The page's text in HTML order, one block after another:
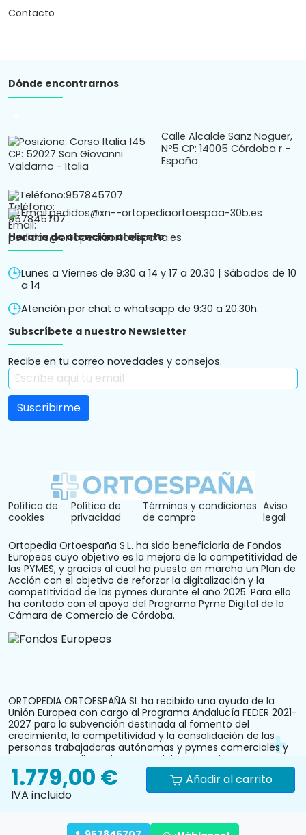
Contacto
Dónde encontrarnos
Calle Alcalde Sanz Noguer,
Nº5 CP: 14005 Córdoba r -
España
Teléfono:957845707
Email:pedidos@xn--ortopediaortoespaa-30b.es
Horario de atención al cliente
Lunes a Viernes de 9:30 a 14 y 17 a 20.30 | Sábados de 10
a 14
Atención por chat o whatsapp de 9:30 a 20.30h.
Subscríbete a nuestro Newsletter
Recibe en tu correo novedades y consejos.
Política de
cookies
Política de
privacidad
Términos y condiciones
de compra
Aviso
legal
Ortopedia Ortoespaña S.L. ha sido beneficiaria de Fondos
Europeos cuyo objetivo es la mejora de la competitividad de
las PYMES, y gracias al cual ha puesto en marcha un Plan de
Acción con el objetivo de reforzar la digitalización y la
competitividad de las pymes durante el año 2025. Para ello
ha contado con el apoyo del Programa Pyme Digital de la
Cámara de Comercio de Córdoba.
ORTOPEDIA ORTOESPAÑA SL ha recibido una ayuda de la
Unión Europea con cargo al Programa Andalucía FEDER 2021-
2027 para la subvención destinada al fomento del
crecimiento, la competitividad y la consolidación de las
personas trabajadoras autónomas y pymes comerciales y
artesanas, mediante la mejora del equipamiento
productivo, instalaciones u otros activos fijos (reforma y
acondicionamiento del local comercial). N.º Expediente:
PYM242024CO000000028.
1.779,00 €
IVA incluido
Añadir al carrito